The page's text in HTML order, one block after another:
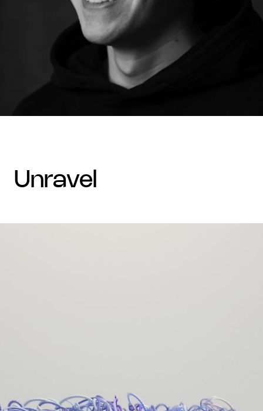
unravel